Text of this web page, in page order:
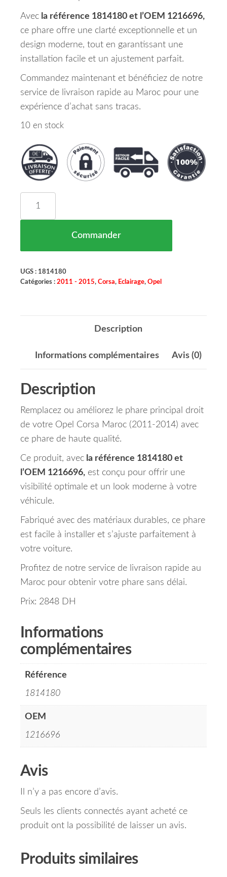
Avec la référence 1814180 et l’OEM 1216696,
ce phare offre une clarté exceptionnelle et un
design moderne, tout en garantissant une
installation facile et un ajustement parfait.
Commandez maintenant et bénéficiez de notre
service de livraison rapide au Maroc pour une
expérience d’achat sans tracas.
10 en stock
Commander
UGS : 1814180
Catégories : 2011 - 2015, Corsa, Eclairage, Opel
Description
Informations complémentaires Avis (0)
Description
Remplacez ou améliorez le phare principal droit
de votre Opel Corsa Maroc (2011-2014) avec
ce phare de haute qualité.
Ce produit, avec la référence 1814180 et
l’OEM 1216696, est conçu pour offrir une
visibilité optimale et un look moderne à votre
véhicule.
Fabriqué avec des matériaux durables, ce phare
est facile à installer et s’ajuste parfaitement à
votre voiture.
Profitez de notre service de livraison rapide au
Maroc pour obtenir votre phare sans délai.
Prix: 2848 DH
Informations
complémentaires
Référence
1814180
OEM
1216696
Avis
Il n’y a pas encore d’avis.
Seuls les clients connectés ayant acheté ce
produit ont la possibilité de laisser un avis.
Produits similaires